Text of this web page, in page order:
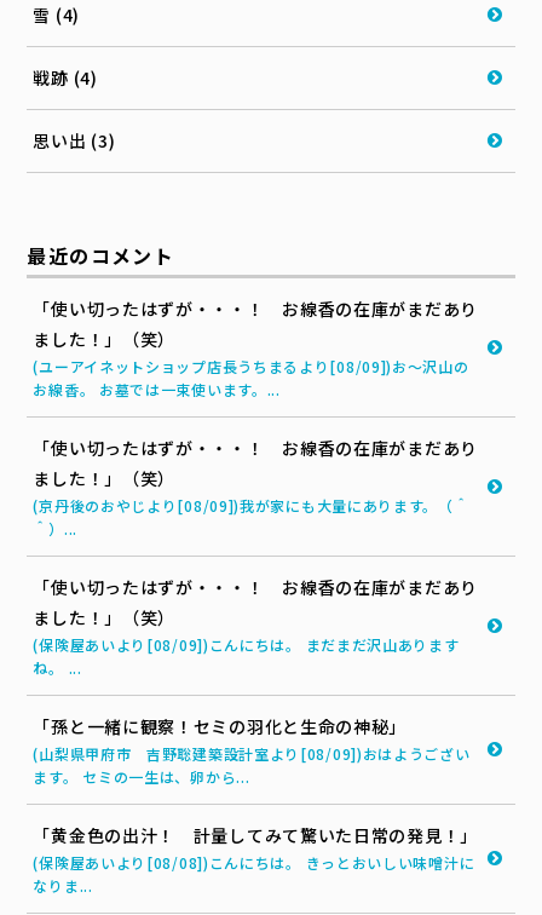
雪 (4)
戦跡 (4)
思い出 (3)
最近のコメント
「使い切ったはずが・・・！ お線香の在庫がまだあり
ました！」（笑）
(ユーアイネットショップ店長うちまるより[08/09])お～沢山の
お線香。 お墓では一束使います。...
「使い切ったはずが・・・！ お線香の在庫がまだあり
ました！」（笑）
(京丹後のおやじより[08/09])我が家にも大量にあります。（＾
＾）...
「使い切ったはずが・・・！ お線香の在庫がまだあり
ました！」（笑）
(保険屋あいより[08/09])こんにちは。 まだまだ沢山あります
ね。 ...
「孫と一緒に観察！セミの羽化と生命の神秘」
(山梨県甲府市 吉野聡建築設計室より[08/09])おはようござい
ます。 セミの一生は、卵から...
「黄金色の出汁！ 計量してみて驚いた日常の発見！」
(保険屋あいより[08/08])こんにちは。 きっとおいしい味噌汁に
なりま...